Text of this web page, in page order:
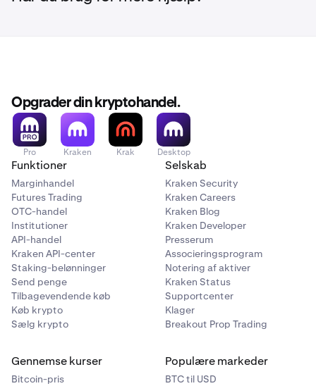
Markedspladser
Hvis du ønsker at tilbyde kryptokøb til dine kunder uden
at skulle administrere likviditet, compliance eller
betalinger, er Kraken Ramp designet til dig.
on-ramp-infrastruktur.
Opgrader din kryptohandel.
Pro Kraken Krak Desktop
Funktioner
Marginhandel
Futures Trading
OTC-handel
Institutioner
API-handel
Kraken API-center
Staking-belønninger
Send penge
Tilbagevendende køb
Køb krypto
Sælg krypto
Selskab
Kraken Security
Kraken Careers
Kraken Blog
Kraken Developer
Presserum
Associeringsprogram
Notering af aktiver
Kraken Status
Supportcenter
Klager
Breakout Prop Trading
Gennemse kurser
Bitcoin-pris
Populære markeder
BTC til USD